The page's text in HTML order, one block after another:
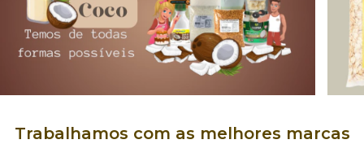
Trabalhamos com as melhores marcas